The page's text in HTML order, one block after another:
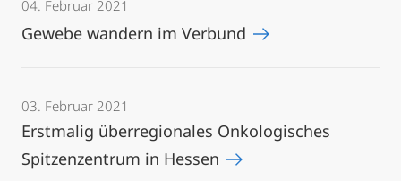
04. Februar 2021
Gewebe wandern im Verbund
03. Februar 2021
Erstmalig überregionales Onkologisches
Spitzenzentrum in Hessen